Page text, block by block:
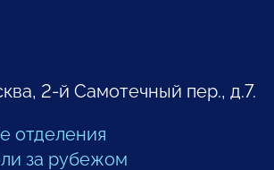
2-й Самотечный пер., д.7.
отделения
за рубежом